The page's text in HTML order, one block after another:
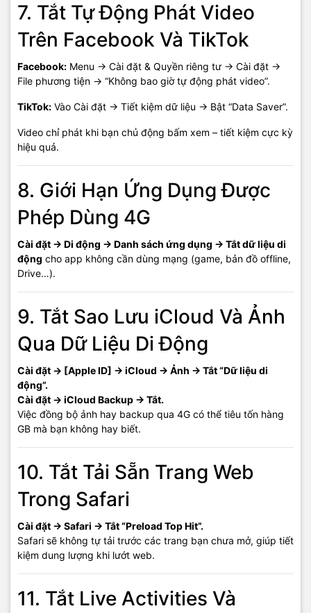
7. Tắt Tự Động Phát Video
Trên Facebook Và TikTok
Facebook: Menu → Cài đặt & Quyền riêng tư → Cài đặt →
File phương tiện → “Không bao giờ tự động phát video”.
TikTok: Vào Cài đặt → Tiết kiệm dữ liệu → Bật “Data Saver”.
Video chỉ phát khi bạn chủ động bấm xem – tiết kiệm cực kỳ
hiệu quả.
8. Giới Hạn Ứng Dụng Được
Phép Dùng 4G
Cài đặt → Di động → Danh sách ứng dụng → Tắt dữ liệu di
động cho app không cần dùng mạng (game, bản đồ offline,
Drive…).
9. Tắt Sao Lưu iCloud Và Ảnh
Qua Dữ Liệu Di Động
Cài đặt → [Apple ID] → iCloud → Ảnh → Tắt “Dữ liệu di
động”.
Cài đặt → iCloud Backup → Tắt.
Việc đồng bộ ảnh hay backup qua 4G có thể tiêu tốn hàng
GB mà bạn không hay biết.
10. Tắt Tải Sẵn Trang Web
Trong Safari
Cài đặt → Safari → Tắt “Preload Top Hit”.
Safari sẽ không tự tải trước các trang bạn chưa mở, giúp tiết
kiệm dung lượng khi lướt web.
11. Tắt Live Activities Và